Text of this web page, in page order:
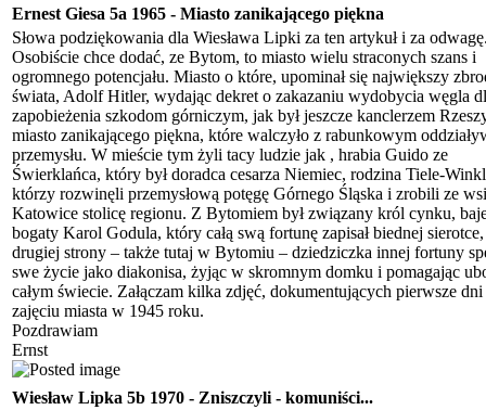
Ernest Giesa 5a 1965 - Miasto zanikającego piękna
Słowa podziękowania dla Wiesława Lipki za ten artykuł i za
Osobiście chce dodać, ze Bytom, to miasto wielu straconych szans i
ogromnego potencjału. Miasto o które, upominał się największy
świata, Adolf Hitler, wydając dekret o zakazaniu wydobycia węgla
zapobieżenia szkodom górniczym, jak był jeszcze kanclerzem
miasto zanikającego piękna, które walczyło z rabunkowym
przemysłu. W mieście tym żyli tacy ludzie jak , hrabia Guido ze
Świerklańca, który był doradca cesarza Niemiec, rodzina Tiele-
którzy rozwinęli przemysłową potęgę Górnego Śląska i zrobili ze wsi
Katowice stolicę regionu. Z Bytomiem był związany król cynku,
bogaty Karol Godula, który całą swą fortunę zapisał biednej
drugiej strony – także tutaj w Bytomiu – dziedziczka innej fortuny
swe życie jako diakonisa, żyjąc w skromnym domku i pomagając
całym świecie. Załączam kilka zdjęć, dokumentujących pierwsze
zajęciu miasta w 1945 roku.
Pozdrawiam
Ernst
Wiesław Lipka 5b 1970 - Zniszczyli - komuniści...